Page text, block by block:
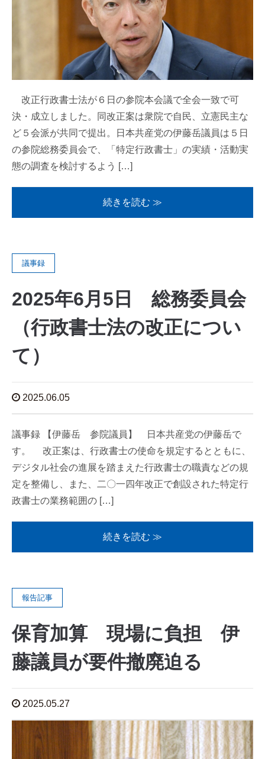
改正行政書士法が６日の参院本会議で全会一致で可
決・成立しました。同改正案は衆院で自民、立憲民主な
ど５会派が共同で提出。日本共産党の伊藤岳議員は５日
の参院総務委員会で、「特定行政書士」の実績・活動実
態の調査を検討するよう […]
続きを読む ≫
議事録
2025年6月5日 総務委員会
（行政書士法の改正につい
て）
2025.06.05
議事録 【伊藤岳 参院議員】 日本共産党の伊藤岳で
す。 改正案は、行政書士の使命を規定するとともに、
デジタル社会の進展を踏まえた行政書士の職責などの規
定を整備し、また、二〇一四年改正で創設された特定行
政書士の業務範囲の […]
続きを読む ≫
報告記事
保育加算 現場に負担 伊
藤議員が要件撤廃迫る
2025.05.27